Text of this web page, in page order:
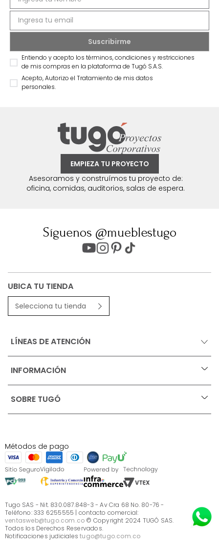
Entiendo y acepto los términos, condiciones y restricciones
de mis compras en la plataforma de Tugó S.A.S.
Acepto, Autorizo el Tratamiento de mis datos
personales.
EMPIEZA TU PROYECTO
Asesoramos y construímos tu proyecto de:
oficina, comidas, auditorios, salas de espera.
Síguenos @mueblestugo
UBICA TU TIENDA
Selecciona tu tienda
LÍNEAS DE ATENCIÓN
INFORMACIÓN +
Ofertas vigentes
Términos, condiciones y restricciones para productos
S.A.S
Términos, condiciones y restricciones Tugó S.A.S
Instructivo cuidado de muebles
Sé parte de Tugó
¿Quiénes somos?
Servicio al cliente
SOBRE TUGÓ +
¿Quieres vender en Tugó?
Métodos de pago
Tugo SAS - Nit. 830.087.848-3 - Av Cra 68 No. 80-76 -
Teléfono: 333 6255555 | contacto comercial:
ventasweb@tugo.com.co © Copyright 2024 TUGÓ SAS.
Todos los Derechos Reservados.
Notificaciones judicialestugo@tugo.com.co